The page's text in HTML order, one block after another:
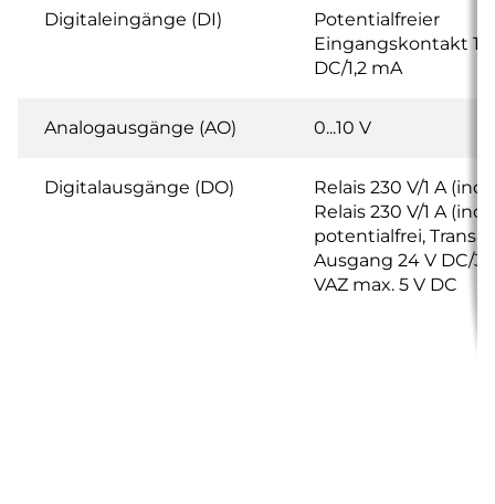
Digitaleingänge (DI)
Potentialfreier
Eingangskontakt 12
DC/1,2 mA
Analogausgänge (AO) 0...10 V
Digitalausgänge (DO)
Relais 230 V/1 A
Relais 230 V/1 A (ind.)
potentialfrei,
Ausgang 24 V DC/
VAZ max. 5 V DC